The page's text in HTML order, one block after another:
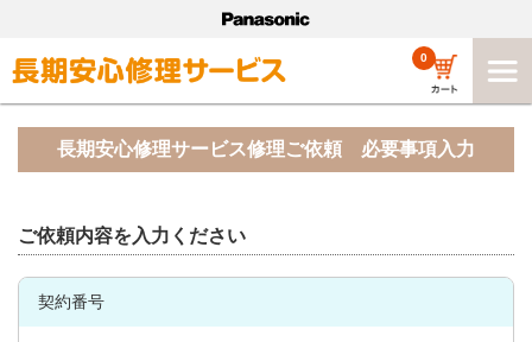
0
長期安心修理サービス修理ご依頼 必要事項入力
ご依頼内容を入力ください
契約番号